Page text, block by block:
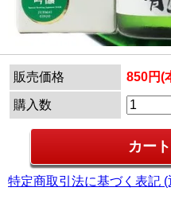
販売価格 850円(
購入数
特定商取引法に基づく表記